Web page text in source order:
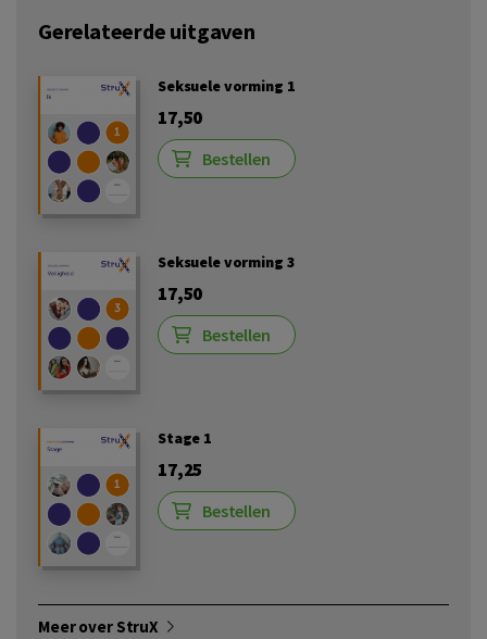
Gerelateerde uitgaven
Seksuele vorming 1
17,50
Bestellen
Seksuele vorming 3
17,50
Bestellen
Stage 1
17,25
Bestellen
Meer over StruX